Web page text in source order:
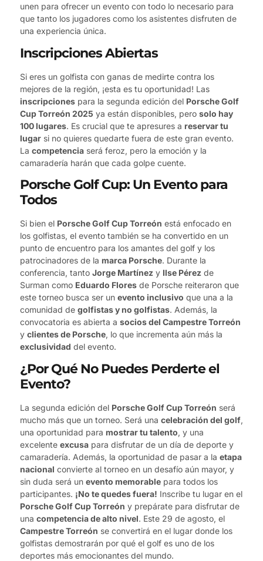
unen para ofrecer un evento con todo lo necesario para
que tanto los jugadores como los asistentes disfruten de
una experiencia única.
Inscripciones Abiertas
Si eres un golfista con ganas de medirte contra los
mejores de la región, ¡esta es tu oportunidad! Las
inscripciones para la segunda edición del Porsche Golf
Cup Torreón 2025 ya están disponibles, pero solo hay
100 lugares. Es crucial que te apresures a reservar tu
lugar si no quieres quedarte fuera de este gran evento.
La competencia será feroz, pero la emoción y la
camaradería harán que cada golpe cuente.
Porsche Golf Cup: Un Evento para
Todos
Si bien el Porsche Golf Cup Torreón está enfocado en
los golfistas, el evento también se ha convertido en un
punto de encuentro para los amantes del golf y los
patrocinadores de la marca Porsche. Durante la
conferencia, tanto Jorge Martínez y Ilse Pérez de
Surman como Eduardo Flores de Porsche reiteraron que
este torneo busca ser un evento inclusivo que una a la
comunidad de golfistas y no golfistas. Además, la
convocatoria es abierta a socios del Campestre Torreón
y clientes de Porsche, lo que incrementa aún más la
exclusividad del evento.
¿Por Qué No Puedes Perderte el
Evento?
La segunda edición del Porsche Golf Cup Torreón será
mucho más que un torneo. Será una celebración del golf,
una oportunidad para mostrar tu talento, y una
excelente excusa para disfrutar de un día de deporte y
camaradería. Además, la oportunidad de pasar a la etapa
nacional convierte al torneo en un desafío aún mayor, y
sin duda será un evento memorable para todos los
participantes. ¡No te quedes fuera! Inscribe tu lugar en el
Porsche Golf Cup Torreón y prepárate para disfrutar de
una competencia de alto nivel. Este 29 de agosto, el
Campestre Torreón se convertirá en el lugar donde los
golfistas demostrarán por qué el golf es uno de los
deportes más emocionantes del mundo.